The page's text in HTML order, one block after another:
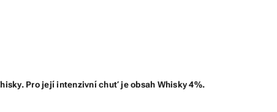
Pro její intenzivní chuť je obsah Whisky 4%.